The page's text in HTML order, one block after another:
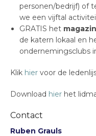
personen/bedrijf) of
we een vijftal
GRATIS het
de katern lokaal en
ondernemingsclubs
Klik hier voor de
Download hier het
Contact
Ruben Grauls